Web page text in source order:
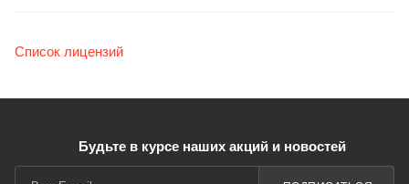
Список лицензий
Будьте в курсе наших акций и новостей